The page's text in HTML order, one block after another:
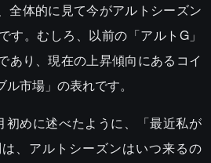
全体的に見て今がアルトシーズン
す。むしろ、以前の「アルトG」
あり、現在の上昇傾向にあるコイ
市場」の表れです。
初めに述べたように、「最近私が
、アルトシーズンはいつ来るの